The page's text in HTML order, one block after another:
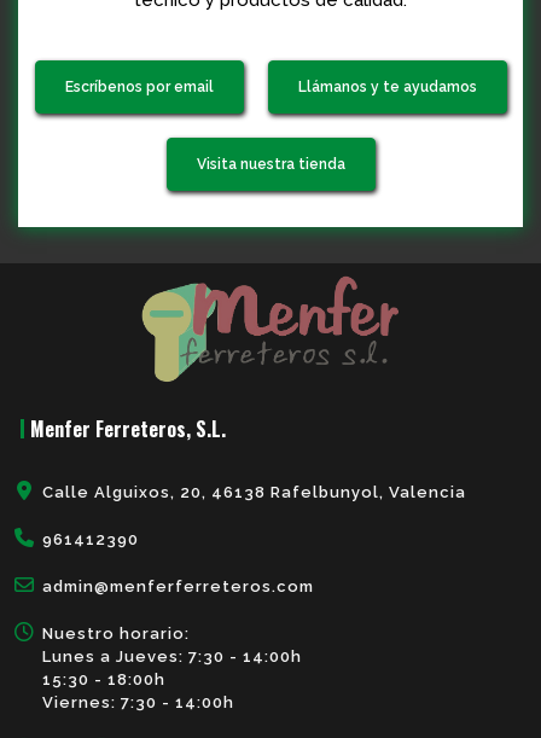
Escríbenos por email Llámanos y te ayudamos
Visita nuestra tienda
Menfer Ferreteros, S.L.
Calle Alguixos, 20, 46138 Rafelbunyol, Valencia
961412390
admin@menferferreteros.com
Nuestro horario:
Lunes a Jueves: 7:30 - 14:00h
15:30 - 18:00h
Viernes: 7:30 - 14:00h